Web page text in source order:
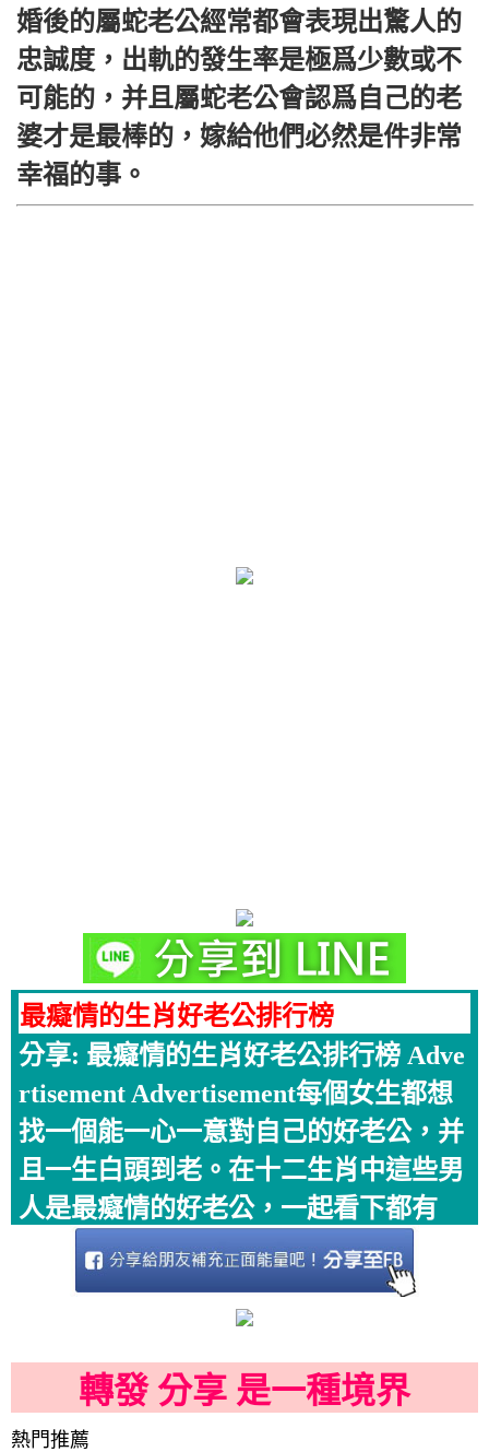
婚後的屬蛇老公經常都會表現出驚人的
忠誠度，出軌的發生率是極爲少數或不
可能的，并且屬蛇老公會認爲自己的老
婆才是最棒的，嫁給他們必然是件非常
幸福的事。
最癡情的生肖好老公排行榜
分享: 最癡情的生肖好老公排行榜 Adve
rtisement Advertisement每個女生都想
找一個能一心一意對自己的好老公，并
且一生白頭到老。在十二生肖中這些男
人是最癡情的好老公，一起看下都有
轉發 分享 是一種境界
熱門推薦